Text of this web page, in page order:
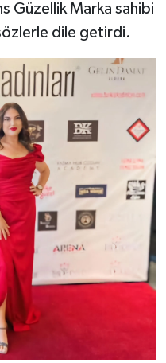
Güzellik Marka sahibi
dile getirdi.